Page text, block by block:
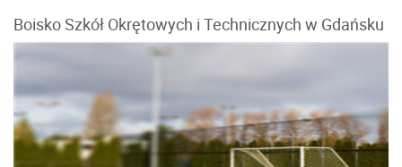
Boisko Szkół Okrętowych i Technicznych w Gdańsku